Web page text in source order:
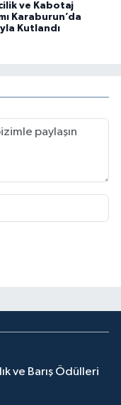
ve Kabotaj
Karaburun’da
Kutlandı
ve Barış Ödülleri